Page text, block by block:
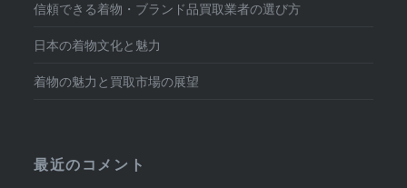
信頼できる着物・ブランド品買取業者の選び方
日本の着物文化と魅力
着物の魅力と買取市場の展望
最近のコメント